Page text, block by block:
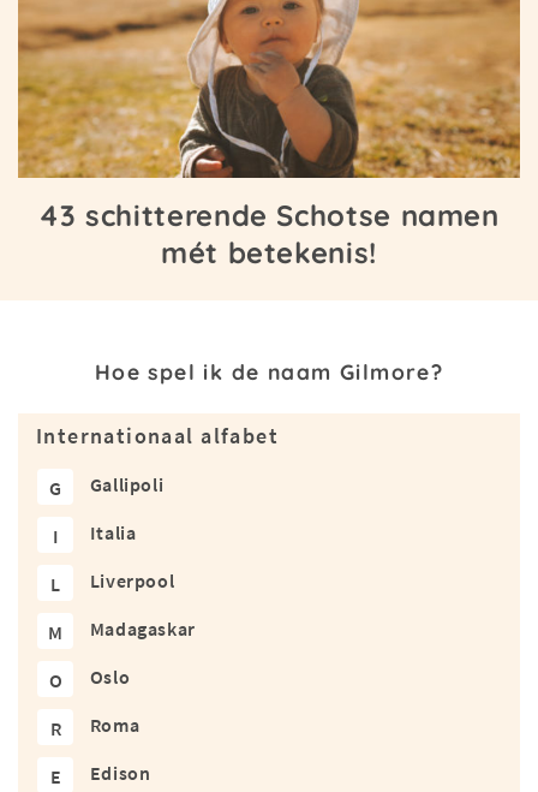
43 schitterende Schotse namen
mét betekenis!
Hoe spel ik de naam Gilmore?
Internationaal alfabet
G Gallipoli
I Italia
L Liverpool
M Madagaskar
O Oslo
R Roma
E Edison